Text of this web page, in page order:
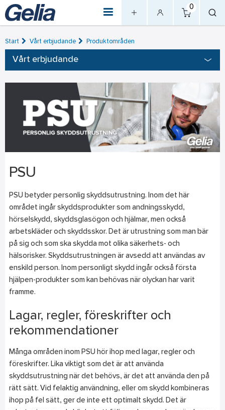
0
Start Vårt erbjudande Produktområden
Vårt erbjudande
PSU
PSU betyder personlig skyddsutrustning. Inom det här
området ingår skyddsprodukter som andningsskydd,
hörselskydd, skyddsglasögon och hjälmar, men också
arbetskläder och skyddsskor. Det är utrustning som man bär
på sig och som ska skydda mot olika säkerhets- och
hälsorisker. Skyddsutrustningen är avsedd att användas av
enskild person. Inom personligt skydd ingår också första
hjälpen-produkter som kan behövas när olyckan har varit
framme.
Lagar, regler, föreskrifter och
rekommendationer
Många områden inom PSU hör ihop med lagar, regler och
föreskrifter. Lika viktigt som det är att använda
skyddsutrustning när det behövs, är det att använda den på
rätt sätt. Vid felaktig användning, eller om skydd kombineras
ihop på fel sätt, ger de inte ett optimalt skydd. Det är